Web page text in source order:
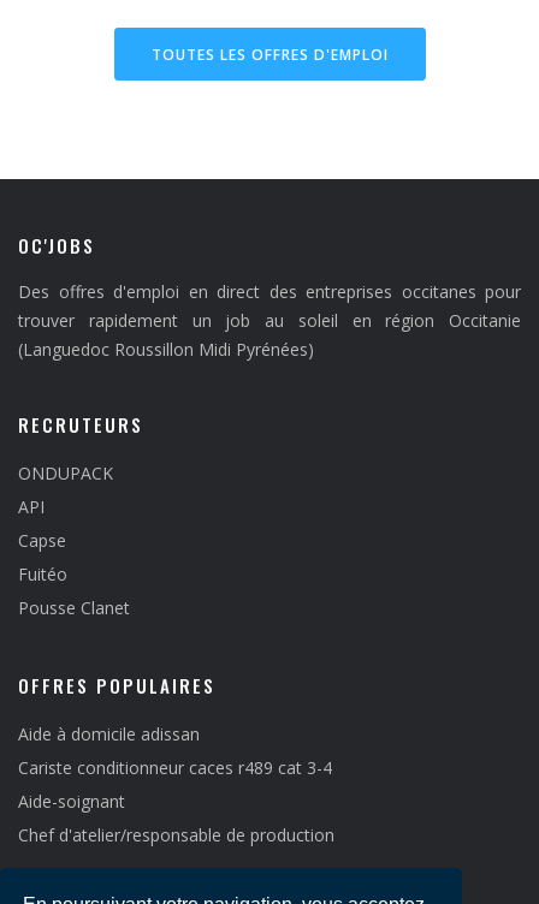
TOUTES LES OFFRES D'EMPLOI
OC'JOBS
Des offres d'emploi en direct des entreprises occitanes pour
trouver rapidement un job au soleil en région Occitanie
(Languedoc Roussillon Midi Pyrénées)
RECRUTEURS
ONDUPACK
API
Capse
Fuitéo
Pousse Clanet
OFFRES POPULAIRES
Aide à domicile adissan
Cariste conditionneur caces r489 cat 3-4
Aide-soignant
Chef d'atelier/responsable de production